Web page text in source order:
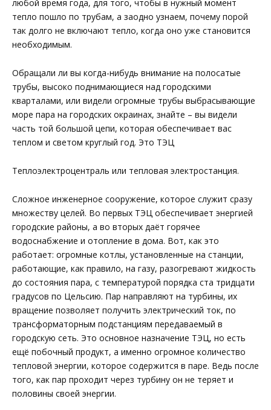
любой время года, для того, чтобы в нужный момент
тепло пошло по трубам, а заодно узнаем, почему порой
так долго не включают тепло, когда оно уже становится
необходимым.
Обращали ли вы когда-нибудь внимание на полосатые
трубы, высоко поднимающиеся над городскими
кварталами, или видели огромные трубы выбрасывающие
море пара на городских окраинах, знайте – вы видели
часть той большой цепи, которая обеспечивает вас
теплом и светом круглый год. Это ТЭЦ
Теплоэлектроцентраль или тепловая электростанция.
Сложное инженерное сооружение, которое служит сразу
множеству целей. Во первых ТЭЦ обеспечивает энергией
городские районы, а во вторых даёт горячее
водоснабжение и отопление в дома. Вот, как это
работает: огромные котлы, установленные на станции,
работающие, как правило, на газу, разогревают жидкость
до состояния пара, с температурой порядка ста тридцати
градусов по Цельсию. Пар направляют на турбины, их
вращение позволяет получить электрический ток, по
трансформаторным подстанциям передаваемый в
городскую сеть. Это основное назначение ТЭЦ, но есть
ещё побочный продукт, а именно огромное количество
тепловой энергии, которое содержится в паре. Ведь после
того, как пар проходит через турбину он не теряет и
половины своей энергии.